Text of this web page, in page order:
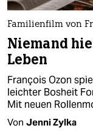
Familienfilm von
Niemand
Leben
François Ozon
leichter Bosheit
Mit neuen
Von Jenni Zylka